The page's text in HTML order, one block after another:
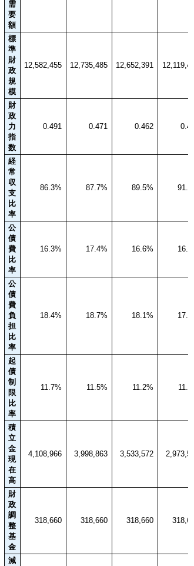
需
要
額
標
準
財
政
規
模
12,582,455 12,735,485 12,652,391
財
政
力
指
数
0.491 0.471 0.462
経
常
収
支
比
率
86.3% 87.7% 89.5%
公
債
費
比
率
16.3% 17.4% 16.6%
公
債
費
負
担
比
率
18.4% 18.7% 18.1%
起
債
制
限
比
率
11.7% 11.5% 11.2%
積
立
金
現
在
高
4,108,966 3,998,863 3,533,572
財
政
調
整
基
金
318,660 318,660 318,660
減